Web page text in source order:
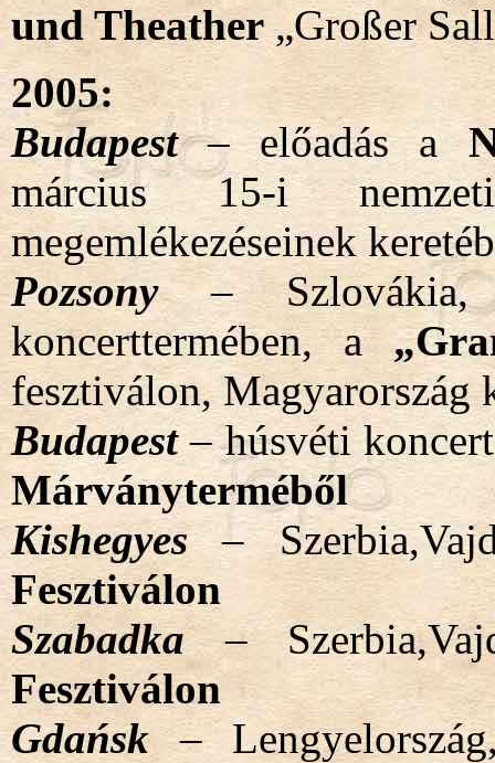
und Theather„Großer
2005:
Budapest– előadás a
március 15-i
megemlékezéseinek
Pozsony– Szlovákia,
koncerttermében, a
fesztiválon, Magyarország
Budapest– húsvéti
Márványterméből
Kishegyes–
Fesztiválon
Szabadka–
Fesztiválon
Gdańsk–